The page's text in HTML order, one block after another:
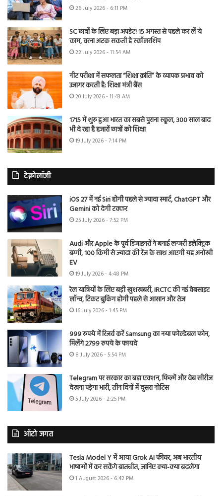
26 July 2026 - 6:11 PM
SC छात्रों के लिए बड़ा अपडेट! 15 अगस्त से पहले कर लें ये
काम, वरना अटक सकती है स्कॉलरशिप
22 July 2026 - 11:54 AM
नीट परीक्षा में सफलता “शिक्षा क्रांति” के व्यापक प्रभाव को
उजागर करती है: शिक्षा मंत्री बैंस
20 July 2026 - 11:43 AM
1715 में शुरू हुआ भारत का सबसे पुराना स्कूल, 300 साल बाद
भी दे रहा है हजारों छात्रों को शिक्षा
19 July 2026 - 7:14 PM
टेक्नोलॉजी
iOS 27 में नई Siri होगी पहले से ज्यादा स्मार्ट, ChatGPT और
Gemini को देगी टक्कर
25 July 2026 - 7:52 PM
Audi और Apple के पूर्व डिजाइनरों ने बनाई लग्जरी इलेक्ट्रिक
बग्गी, 100 किमी से ज्यादा की रेंज के साथ आएगी यह अनोखी
EV
19 July 2026 - 4:48 PM
रेल यात्रियों के लिए बड़ी खुशखबरी, IRCTC की नई वेबसाइट
लॉन्च, टिकट बुकिंग होगी पहले से आसान और तेज
16 July 2026 - 1:45 PM
999 रुपये में रिजर्व करें Samsung का नया फोल्डेबल फोन,
मिलेंगे 2799 रुपये के फायदे
8 July 2026 - 5:54 PM
Telegram पर सरकार का बड़ा एक्शन, फिल्में और वेब सीरीज
देखना पड़ेगा भारी, तीन दिनों में दूसरा नोटिस
5 July 2026 - 2:25 PM
ऑटो जगत
Tesla Model Y में आया Grok AI फीचर, अब भारतीय
भाषाओं में कर सकेंगे बातचीत, जानिए क्या-क्या बदलेगा
1 August 2026 - 6:42 PM